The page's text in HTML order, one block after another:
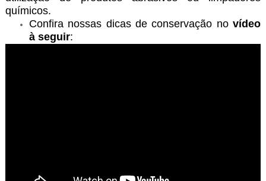
químicos.
Confira nossas dicas de conservação novídeo
à seguir: